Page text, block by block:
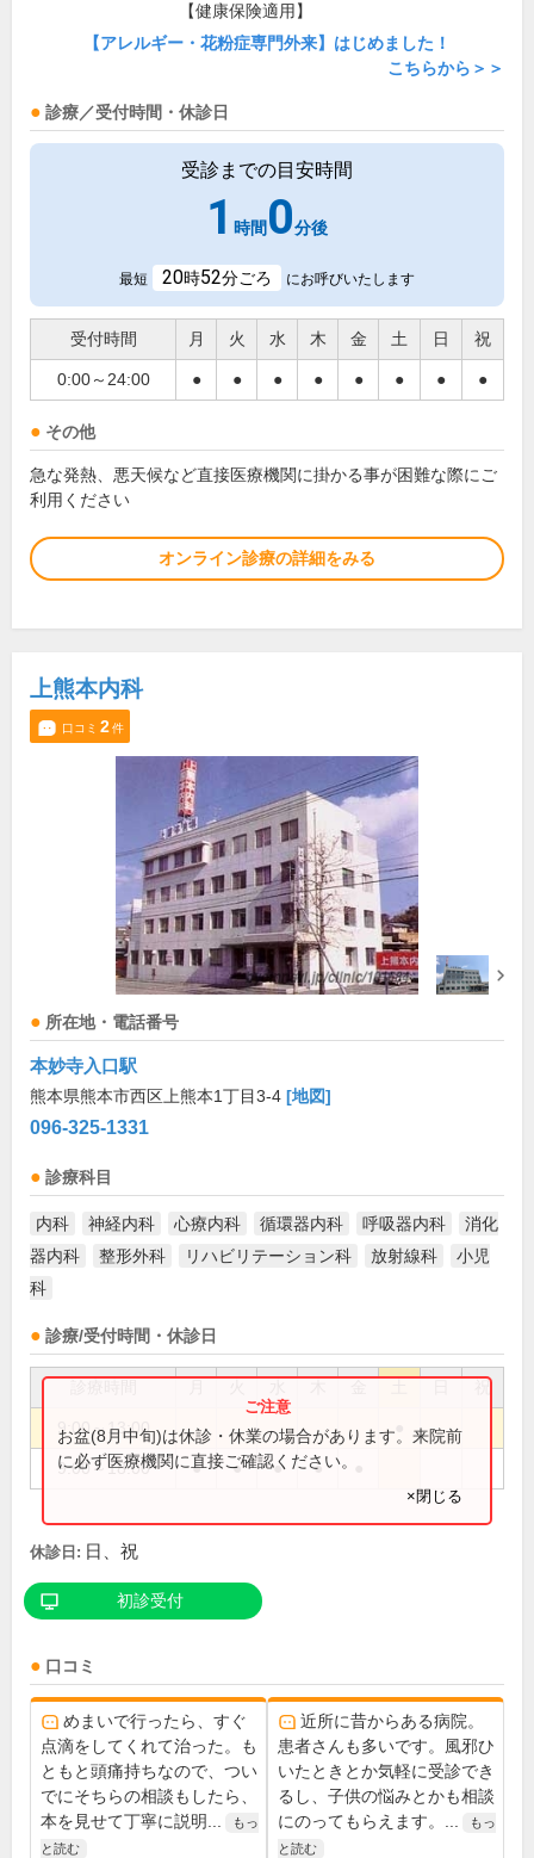
【健康保険適用】
【アレルギー・花粉症専門外来】はじめました！
こちらから＞＞
診療／受付時間・休診日
受診までの目安時間
1 時間 0分後
最短 20時52分ごろ にお呼びいたします
受付時間 月 火 水 木 金 土 日 祝
0:00～24:00 ● ● ● ● ● ● ● ●
その他
急な発熱、悪天候など直接医療機関に掛かる事が困難な際にご
利用ください
オンライン診療の詳細をみる
上熊本内科
口コミ 2件
所在地・電話番号
本妙寺入口駅
熊本県熊本市西区上熊本1丁目3-4 [地図]
096-325-1331
診療科目
内科 神経内科 心療内科 循環器内科 呼吸器内科
消化
器内科
整形外科 リハビリテーション科 放射線科
小児
科
診療/受付時間・休診日
祝
9:00～13:00
9:00～18:00 ● ● ● ●
お盆(8月中旬)は休診・休業の場合があります。来院前
に必ず医療機関に直接ご確認ください。
×閉じる
休診日: 日、祝
初診受付
口コミ
めまいで行ったら、すぐ
点滴をしてくれて治った。も
ともと頭痛持ちなので、つい
でにそちらの相談もしたら、
本を見せて丁寧に説明...
もっ
と読む
近所に昔からある病院。
患者さんも多いです。風邪ひ
いたときとか気軽に受診でき
るし、子供の悩みとかも相談
にのってもらえます。...
もっ
と読む